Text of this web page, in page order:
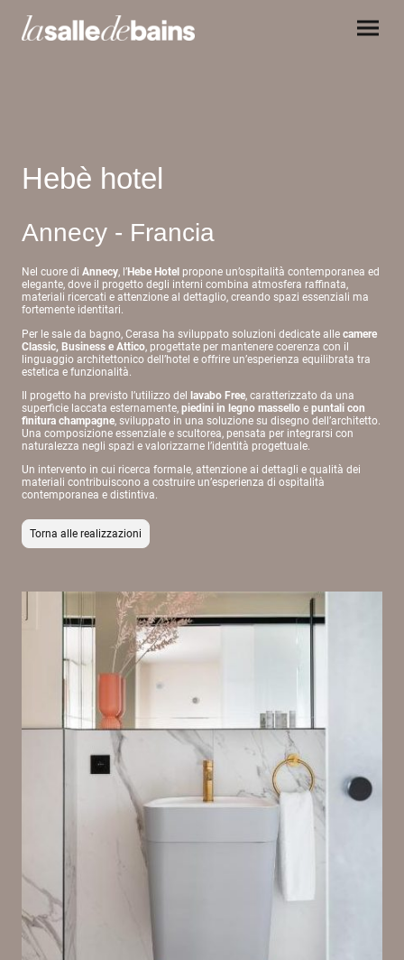
Hebè hotel
Annecy - Francia
Nel cuore di Annecy, l’Hebe Hotel propone un’ospitalità contemporanea ed
elegante, dove il progetto degli interni combina atmosfera raffinata,
materiali ricercati e attenzione al dettaglio, creando spazi essenziali ma
fortemente identitari.
Per le sale da bagno, Cerasa ha sviluppato soluzioni dedicate alle camere
Classic, Business e Attico, progettate per mantenere coerenza con il
linguaggio architettonico dell’hotel e offrire un’esperienza equilibrata tra
estetica e funzionalità.
Il progetto ha previsto l’utilizzo del lavabo Free, caratterizzato da una
superficie laccata esternamente, piedini in legno massello e puntali con
finitura champagne, sviluppato in una soluzione su disegno dell’architetto.
Una composizione essenziale e scultorea, pensata per integrarsi con
naturalezza negli spazi e valorizzarne l’identità progettuale.
Un intervento in cui ricerca formale, attenzione ai dettagli e qualità dei
materiali contribuiscono a costruire un’esperienza di ospitalità
contemporanea e distintiva.
Torna alle realizzazioni